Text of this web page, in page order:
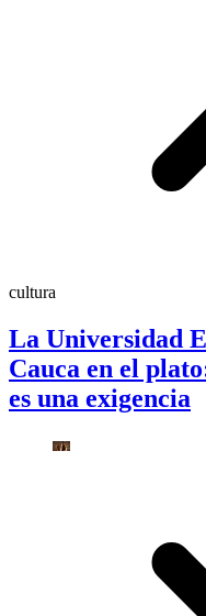
cultura
La Universidad
Cauca en el
es una exigencia